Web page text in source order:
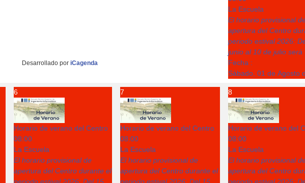
La Escuela
El horario provisional
apertura del Centro
periodo estival 2026:
junio al 10 de julio será
Fecha :
Sábado, 01 de Agosto
6
Horario de verano del Centro
08:00
La Escuela
El horario provisional de
apertura del Centro durante el
7
Horario de verano del Centro
08:00
La Escuela
El horario provisional de
apertura del Centro durante el
8
Horario de verano del
08:00
La Escuela
El horario provisional
apertura del Centro
Desarrollado por iCagenda